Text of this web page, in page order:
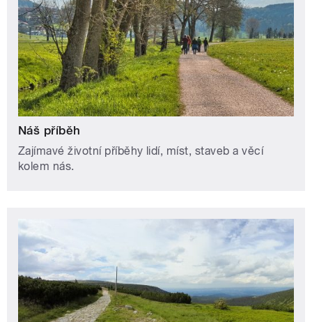
Náš příběh
Zajímavé životní příběhy lidí, míst, staveb a věcí
kolem nás.